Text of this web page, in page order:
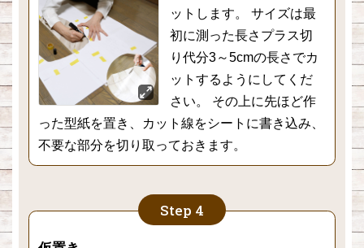
ットします。 サイズは最
初に測った長さプラス切
り代分3～5cmの長さでカ
ットするようにしてくだ
さい。 その上に先ほど作
った型紙を置き、カット線をシートに書き込み、
不要な部分を切り取っておきます。